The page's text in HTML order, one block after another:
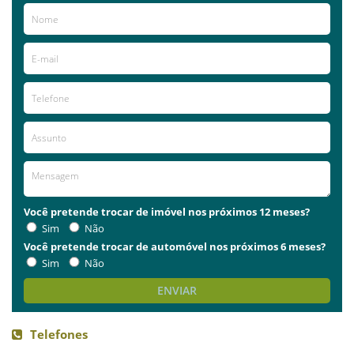
Você pretende trocar de imóvel nos próximos 12 meses?
Sim
Não
Você pretende trocar de automóvel nos próximos 6 meses?
Sim
Não
ENVIAR
Telefones